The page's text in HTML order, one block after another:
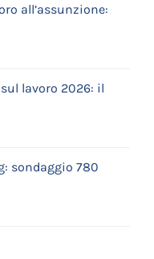
all’assunzione:
lavoro 2026: il
sondaggio 780